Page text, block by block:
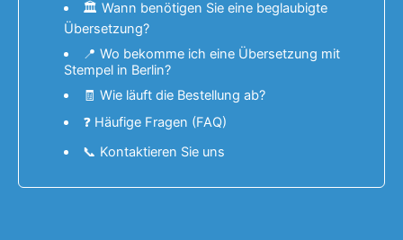
🏛 Wann benötigen Sie eine beglaubigte
Übersetzung?
📍 Wo bekomme ich eine Übersetzung mit
Stempel in Berlin?
🧾 Wie läuft die Bestellung ab?
❓ Häufige Fragen (FAQ)
📞 Kontaktieren Sie uns